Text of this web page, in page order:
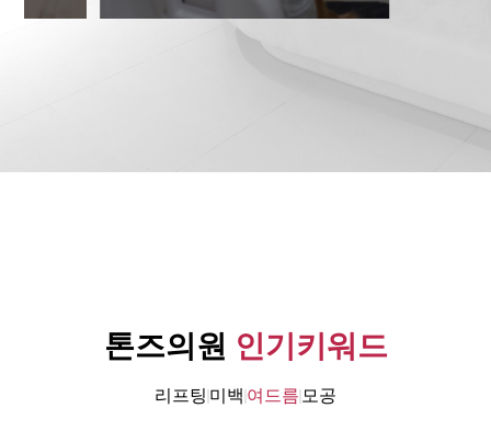
톤즈의원 인기키워드
리프팅 미백 여드름 모공